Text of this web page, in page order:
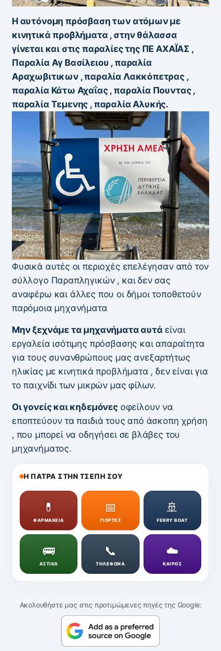
Η αυτόνομη πρόσβαση των ατόμων με
κινητικά προβλήματα , στην θάλασσα
γίνεται και στις παραλίες της ΠΕ ΑΧΑΪ́ΑΣ ,
Παραλία Αγ Βασίλειου , παραλία
Αραχωβιτικων , παραλία Λακκόπετρας ,
παραλία Κάτω Αχαΐας , παραλία Πουντας ,
παραλία Τεμενης , παραλία Αλυκής.
Φυσικά αυτές οι περιοχές επελέγησαν από τον
σύλλογο Παραπληγικών , και δεν σας
αναφέρω και άλλες που οι δήμοι τοποθετούν
παρόμοια μηχανήματα
Μην ξεχνάμε τα μηχανήματα αυτά είναι
εργαλεία ισότιμης πρόσβασης και απαραίτητα
για τους συνανθρώπους μας ανεξαρτήτως
ηλικίας με κινητικά προβλήματα , δεν είναι για
το παιχνίδι των μικρών μας φίλων.
Οι γονείς και κηδεμόνεςοφείλουν να
εποπτεύουν τα παιδιά τους από άσκοπη χρήση
, που μπορεί να οδηγήσει σε βλάβες του
μηχανήματος.
Η ΠΑΤΡΑ ΣΤΗΝ ΤΣΕΠΗ ΣΟΥ
💊
ΦΑΡΜΑΚΕΙΑ
📅
ΓΙΟΡΤΕΣ
🚢
FERRY BOAT
🚌
ΑΣΤΙΚΑ
📞
ΤΗΛΕΦΩΝΑ
☁️
ΚΑΙΡΟΣ
Ακολουθήστε μας στις προτιμώμενες πηγές της Google: